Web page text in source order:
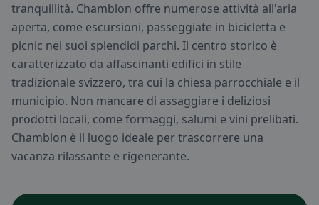
tranquillità. Chamblon offre numerose attività all'aria
aperta, come escursioni, passeggiate in bicicletta e
picnic nei suoi splendidi parchi. Il centro storico è
caratterizzato da affascinanti edifici in stile
tradizionale svizzero, tra cui la chiesa parrocchiale e il
municipio. Non mancare di assaggiare i deliziosi
prodotti locali, come formaggi, salumi e vini prelibati.
Chamblon è il luogo ideale per trascorrere una
vacanza rilassante e rigenerante.